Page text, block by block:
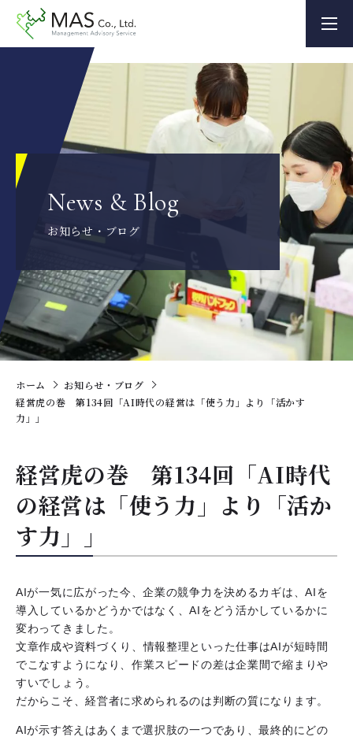
News & Blog
お知らせ・ブログ
ホーム
お知らせ・ブログ
経営虎の巻 第134回「AI時代の経営は「使う力」より「活かす
力」」
経営虎の巻 第134回「AI時代
の経営は「使う力」より「活か
す力」」
AIが一気に広がった今、企業の競争力を決めるカギは、AIを
導入しているかどうかではなく、AIをどう活かしているかに
変わってきました。
文章作成や資料づくり、情報整理といった仕事はAIが短時間
でこなすようになり、作業スピードの差は企業間で縮まりや
すいでしょう。
だからこそ、経営者に求められるのは判断の質になります。
AIが示す答えはあくまで選択肢の一つであり、最終的にどの